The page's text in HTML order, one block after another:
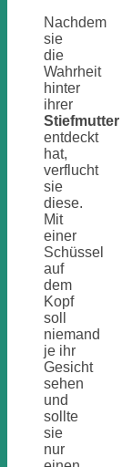
Nachdem
sie
die
Wahrheit
hinter
ihrer
Stiefmutter
entdeckt
hat,
verflucht
sie
diese.
Mit
einer
Schüssel
auf
dem
Kopf
soll
niemand
je ihr
Gesicht
sehen
und
sollte
sie
nur